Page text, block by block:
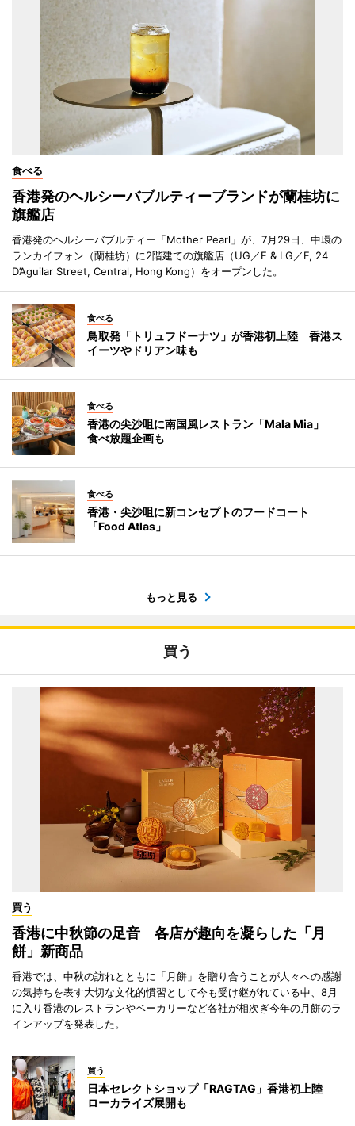
食べる
香港発のヘルシーバブルティーブランドが蘭桂坊に
旗艦店
香港発のヘルシーバブルティー「Mother Pearl」が、7月29日、中環の
ランカイフォン（蘭桂坊）に2階建ての旗艦店（UG／F & LG／F, 24
D’Aguilar Street, Central, Hong Kong）をオープンした。
食べる
鳥取発「トリュフドーナツ」が香港初上陸 香港ス
イーツやドリアン味も
食べる
香港の尖沙咀に南国風レストラン「Mala Mia」
食べ放題企画も
食べる
香港・尖沙咀に新コンセプトのフードコート
「Food Atlas」
もっと見る
買う
買う
香港に中秋節の足音 各店が趣向を凝らした「月
餅」新商品
香港では、中秋の訪れとともに「月餅」を贈り合うことが人々への感謝
の気持ちを表す大切な文化的慣習として今も受け継がれている中、8月
に入り香港のレストランやベーカリーなど各社が相次ぎ今年の月餅のラ
インアップを発表した。
買う
日本セレクトショップ「RAGTAG」香港初上陸
ローカライズ展開も